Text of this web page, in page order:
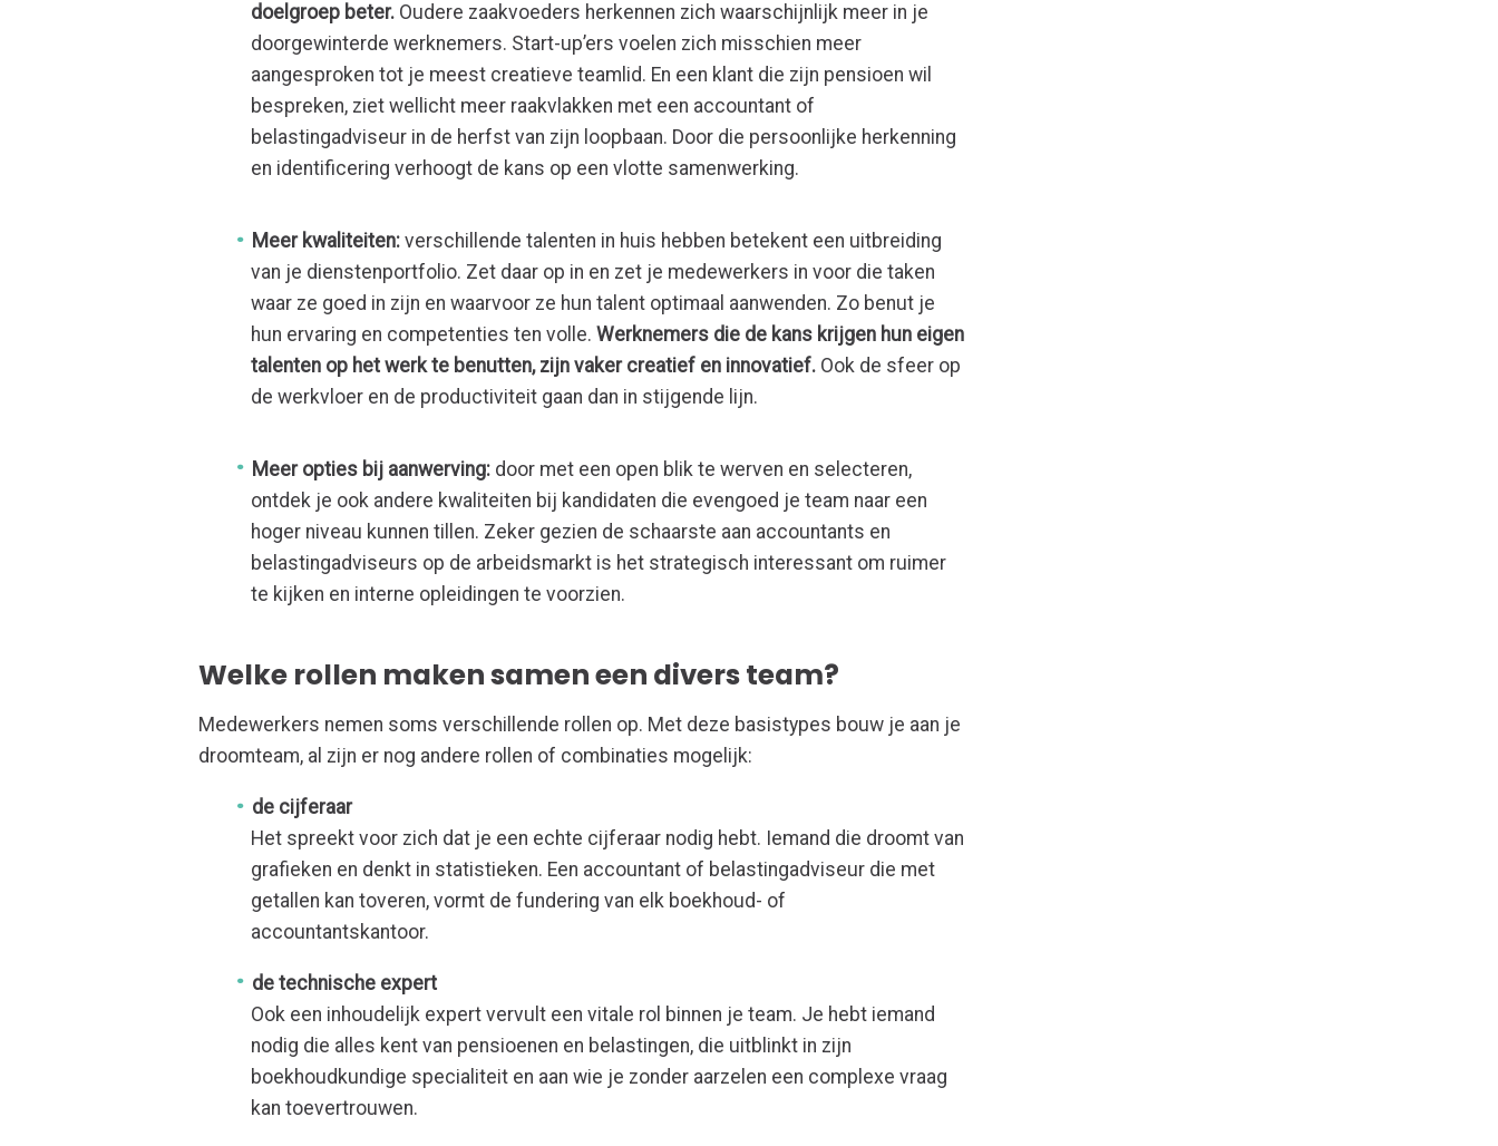
doelgroep beter. Oudere zaakvoeders herkennen zich waarschijnlijk meer in je
doorgewinterde werknemers. Start-up’ers voelen zich misschien meer
aangesproken tot je meest creatieve teamlid. En een klant die zijn pensioen wil
bespreken, ziet wellicht meer raakvlakken met een accountant of
belastingadviseur in de herfst van zijn loopbaan. Door die persoonlijke herkenning
en identificering verhoogt de kans op een vlotte samenwerking.
Meer kwaliteiten:verschillende talenten in huis hebben betekent een uitbreiding
van je dienstenportfolio. Zet daar op in en zet je medewerkers in voor die taken
waar ze goed in zijn en waarvoor ze hun talent optimaal aanwenden. Zo benut je
hun ervaring en competenties ten volle.Werknemers die de kans krijgen hun eigen
talenten op het werk te benutten, zijn vaker creatief en innovatief. Ook de sfeer op
de werkvloer en de productiviteit gaan dan in stijgende lijn.
Meer opties bij aanwerving:door met een open blik te werven en selecteren,
ontdek je ook andere kwaliteiten bij kandidaten die evengoed je team naar een
hoger niveau kunnen tillen. Zeker gezien de schaarste aan accountants en
belastingadviseurs op de arbeidsmarkt is het strategisch interessant om ruimer
te kijken en interne opleidingen te voorzien.
Welke rollen maken samen een divers team?
Medewerkers nemen soms verschillende rollen op. Met deze basistypes bouw je aan je
droomteam, al zijn er nog andere rollen of combinaties mogelijk:
de cijferaar
Het spreekt voor zich dat je een echte cijferaar nodig hebt. Iemand die droomt van
grafieken en denkt in statistieken. Een accountant of belastingadviseur die met
getallen kan toveren, vormt de fundering van elk boekhoud- of
accountantskantoor.
de technische expert
Ook een inhoudelijk expert vervult een vitale rol binnen je team. Je hebt iemand
nodig die alles kent van pensioenen en belastingen, die uitblinkt in zijn
boekhoudkundige specialiteit en aan wie je zonder aarzelen een complexe vraag
kan toevertrouwen.